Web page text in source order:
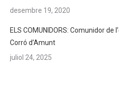
desembre 19, 2020
ELS COMUNIDORS: Comunidor de
Corró d’Amunt
juliol 24, 2025